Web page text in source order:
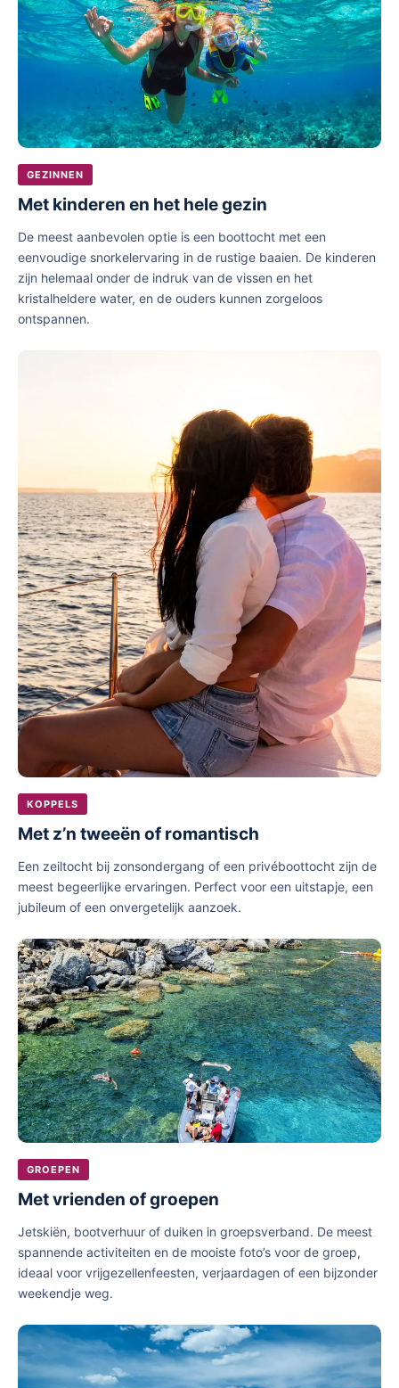
GEZINNEN
Met kinderen en het hele gezin
De meest aanbevolen optie is een boottocht met een
eenvoudige snorkelervaring in de rustige baaien. De kinderen
zijn helemaal onder de indruk van de vissen en het
kristalheldere water, en de ouders kunnen zorgeloos
ontspannen.
KOPPELS
Met z’n tweeën of romantisch
Een zeiltocht bij zonsondergang of een privéboottocht zijn de
meest begeerlijke ervaringen. Perfect voor een uitstapje, een
jubileum of een onvergetelijk aanzoek.
GROEPEN
Met vrienden of groepen
Jetskiën, bootverhuur of duiken in groepsverband. De meest
spannende activiteiten en de mooiste foto’s voor de groep,
ideaal voor vrijgezellenfeesten, verjaardagen of een bijzonder
weekendje weg.